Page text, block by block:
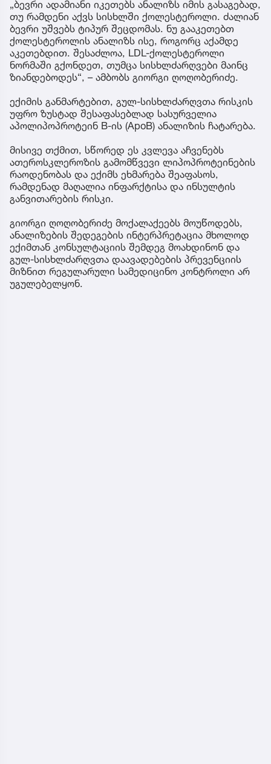
„ბევრი ადამიანი იკეთებს ანალიზს იმის გასაგებად,
თუ რამდენი აქვს სისხლში ქოლესტეროლი. ძალიან
ბევრი უშვებს ტიპურ შეცდომას. ნუ გააკეთებთ
ქოლესტეროლის ანალიზს ისე, როგორც აქამდე
აკეთებდით. შესაძლოა, LDL-ქოლესტეროლი
ნორმაში გქონდეთ, თუმცა სისხლძარღვები მაინც
ზიანდებოდეს“, – ამბობს გიორგი ღოღობერიძე.
ექიმის განმარტებით, გულ-სისხლძარღვთა რისკის
უფრო ზუსტად შესაფასებლად სასურველია
აპოლიპოპროტეინ B-ის (ApoB) ანალიზის ჩატარება.
მისივე თქმით, სწორედ ეს კვლევა აჩვენებს
ათეროსკლეროზის გამომწვევი ლიპოპროტეინების
რაოდენობას და ექიმს ეხმარება შეაფასოს,
რამდენად მაღალია ინფარქტისა და ინსულტის
განვითარების რისკი.
გიორგი ღოღობერიძე მოქალაქეებს მოუწოდებს,
ანალიზების შედეგების ინტერპრეტაცია მხოლოდ
ექიმთან კონსულტაციის შემდეგ მოახდინონ და
გულ-სისხლძარღვთა დაავადებების პრევენციის
მიზნით რეგულარული სამედიცინო კონტროლი არ
უგულებელყონ.